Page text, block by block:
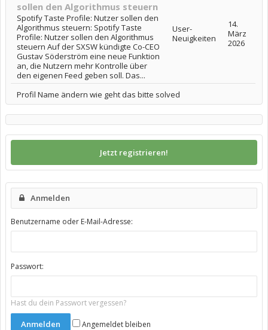
sollen den Algorithmus steuern
Spotify Taste Profile: Nutzer sollen den
Algorithmus steuern: Spotify Taste
Profile: Nutzer sollen den Algorithmus
steuern Auf der SXSW kündigte Co-CEO
Gustav Söderström eine neue Funktion
an, die Nutzern mehr Kontrolle über
den eigenen Feed geben soll. Das...
User-
Neuigkeiten
14.
März
2026
Profil Name ändern wie geht das bitte solved
Jetzt registrieren!
Anmelden
Benutzername oder E-Mail-Adresse:
Passwort:
Hast du dein Passwort vergessen?
Angemeldet bleiben